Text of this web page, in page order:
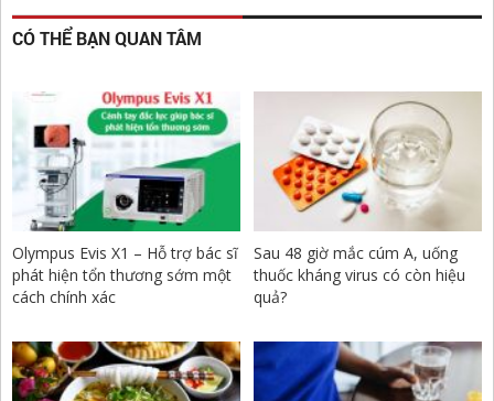
CÓ THỂ BẠN QUAN TÂM
Olympus Evis X1 – Hỗ trợ bác sĩ
phát hiện tổn thương sớm một
cách chính xác
Sau 48 giờ mắc cúm A, uống
thuốc kháng virus có còn hiệu
quả?